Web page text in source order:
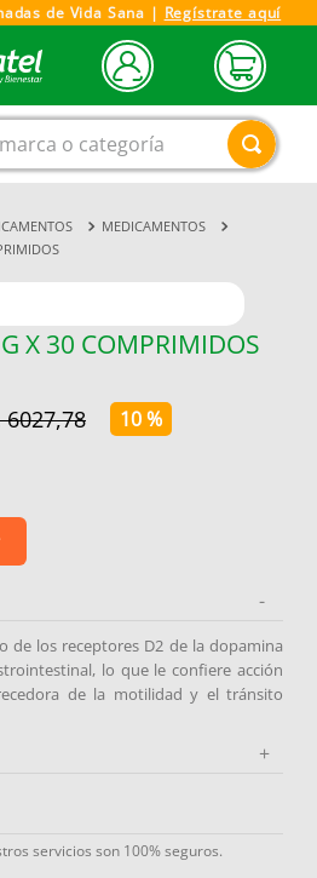
de Vida Sana | Regístrate aquí
categoría
MEDICAMENTOS
X 30 COMPRIMIDOS
6027,78 10 %
-
de los receptores D2 de la dopamina
lo que le confiere acción
de la motilidad y el tránsito
+
servicios son 100% seguros.